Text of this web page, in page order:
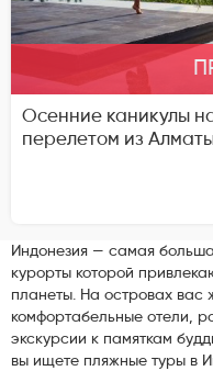
Осенние каникулы
перелетом из
Индонезия — самая
курорты которой
планеты. На островах вас
комфортабельные отели,
экскурсии к памяткам
вы ищете пляжные туры в